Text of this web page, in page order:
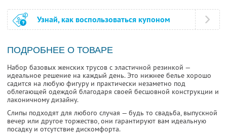
Узнай, как воспользоваться купоном
ПОДРОБНЕЕ О ТОВАРЕ
Набор базовых женских трусов с эластичной резинкой —
идеальное решение на каждый день. Это нижнее белье хорошо
садится на любую фигуру и практически незаметно под
облегающей одеждой благодаря своей бесшовной конструкции и
лаконичному дизайну.
Слипы подходят для любого случая — будь то свадьба, выпускной
вечер или другое торжество, они гарантируют вам идеальную
посадку и отсутствие дискомфорта.